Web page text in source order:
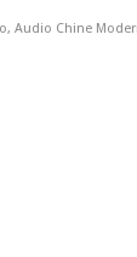
,Audio Chine